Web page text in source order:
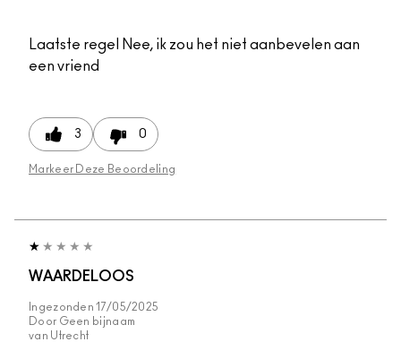
Laatste regel
Nee, ik zou het niet aanbevelen aan
een vriend
3 0
Markeer Deze Beoordeling
WAARDELOOS
Ingezonden17/05/2025
Door Geen bijnaam
van Utrecht